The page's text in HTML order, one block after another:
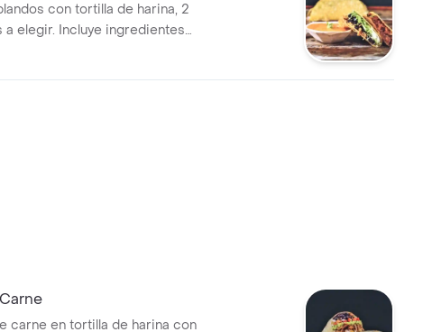
con tortilla de harina, 2
a elegir. Incluye ingredientes
como lechuga y frijoles
carne en tortilla de harina con